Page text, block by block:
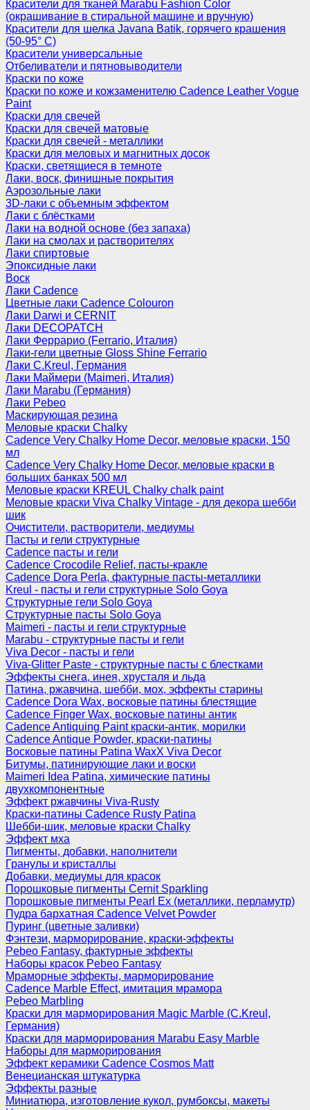
Красители для тканей Marabu Fashion Color
(окрашивание в стиральной машине и вручную)
Красители для шелка Javana Batik, горячего крашения
(50-95° С)
Красители универсальные
Отбеливатели и пятновыводители
Краски по коже
Краски по коже и кожзаменителю Cadence Leather Vogue
Paint
Краски для свечей
Краски для свечей матовые
Краски для свечей - металлики
Краски для меловых и магнитных досок
Краски, светящиеся в темноте
Лаки, воск, финишные покрытия
Аэрозольные лаки
3D-лаки с объемным эффектом
Лаки с блёстками
Лаки на водной основе (без запаха)
Лаки на смолах и растворителях
Лаки спиртовые
Эпоксидные лаки
Воск
Лаки Cadence
Цветные лаки Cadence Colouron
Лаки Darwi и CERNIT
Лаки DECOPATCH
Лаки Феррарио (Ferrario, Италия)
Лаки-гели цветные Gloss Shine Ferrario
Лаки C.Kreul, Германия
Лаки Маймери (Maimeri, Италия)
Лаки Marabu (Германия)
Лаки Pebeo
Маскирующая резина
Меловые краски Chalky
Cadence Very Chalky Home Decor, меловые краски, 150
мл
Cadence Very Chalky Home Decor, меловые краски в
больших банках 500 мл
Меловые краски KREUL Chalky chalk paint
Меловые краски Viva Chalky Vintage - для декора шебби
шик
Очистители, растворители, медиумы
Пасты и гели структурные
Cadence пасты и гели
Cadence Crocodile Relief, пасты-кракле
Cadence Dora Perla, фактурные пасты-металлики
Kreul - пасты и гели структурные Solo Goya
Структурные гели Solo Goya
Структурные пасты Solo Goya
Maimeri - пасты и гели структурные
Marabu - структурные пасты и гели
Viva Decor - пасты и гели
Viva-Glitter Paste - структурные пасты с блестками
Эффекты снега, инея, хрусталя и льда
Патина, ржавчина, шебби, мох, эффекты старины
Cadence Dora Wax, восковые патины блестящие
Cadence Finger Wax, восковые патины антик
Сadence Antiquing Paint краски-антик, морилки
Cadence Antique Powder, краски-патины
Восковые патины Patina WaxX Viva Decor
Битумы, патинирующие лаки и воски
Maimeri Idea Patina, химические патины
двухкомпонентные
Эффект ржавчины Viva-Rusty
Краски-патины Cadence Rusty Patina
Шебби-шик, меловые краски Chalky
Эффект мха
Пигменты, добавки, наполнители
Гранулы и кристаллы
Добавки, медиумы для красок
Порошковые пигменты Cernit Sparkling
Порошковые пигменты Pearl Ex (металлики, перламутр)
Пудра бархатная Cadence Velvet Powder
Пуринг (цветные заливки)
Фэнтези, марморирование, краски-эффекты
Pebeo Fantasy, фактурные эффекты
Наборы красок Pebeo Fantasy
Мраморные эффекты, марморирование
Cadence Marble Effect, имитация мрамора
Pebeo Marbling
Краски для марморирования Magic Marble (C.Kreul,
Германия)
Краски для марморирования Marabu Easy Marble
Наборы для марморирования
Эффект керамики Cadence Cosmos Matt
Венецианская штукатурка
Эффекты разные
Миниатюра, изготовление кукол, румбоксы, макеты